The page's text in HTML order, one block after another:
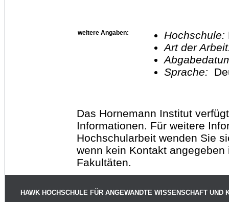
weitere Angaben: Hochschule:
Art der
Sprache:
Das Hornemann Institut
Informationen. Für weitere
Hochschularbeit wenden Sie
wenn kein Kontakt
Fakultäten.
HAWK HOCHSCHULE FÜR ANGEWANDTE WISSENSCHAFT UND